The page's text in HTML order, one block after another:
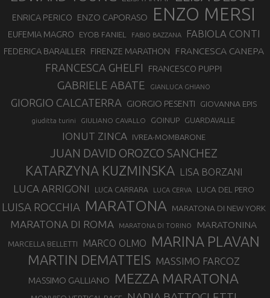
ENRICA PERICO ENZO CAPORASO ENZO MERSI
EUFEMIA MAGRO EYOB FANIEL FABIO BAZZANA FABIOLA CONTI
FEDERICA BARAILLER FIRENZE MARATHON FRANCESCA CANEPA
FRANCESCA GHELFI FRANCESCO PUPPI
GABRIELE ABATE GIANLUCA GHIANO
GIORGIO CALCATERRA GIORGIO PESENTI GIOVANNA EPIS
giuditta turini GIULIANO CAVALLO GOINUP GUARDAVALLE
IONUT ZINCA IVREA-MOMBARONE
JUAN DAVID OROZCO SANCHEZ
KATARZYNA KUZMINSKA LISA BORZANI
LUCA ARRIGONI LUCA CARRARA LUCA CERVA LUCA DEL PERO
LUISA ROCCHIA MARATONA MARATONA DI NEW YORK
MARATONA DI ROMA MARATONA DI TORINO MARATONINA
MARCELLA BELLETTI MARCO OLMO MARINA PLAVAN
MARTIN DEMATTEIS MASSIMO FARCOZ
MASSIMO GALLIANO MEZZA MARATONA